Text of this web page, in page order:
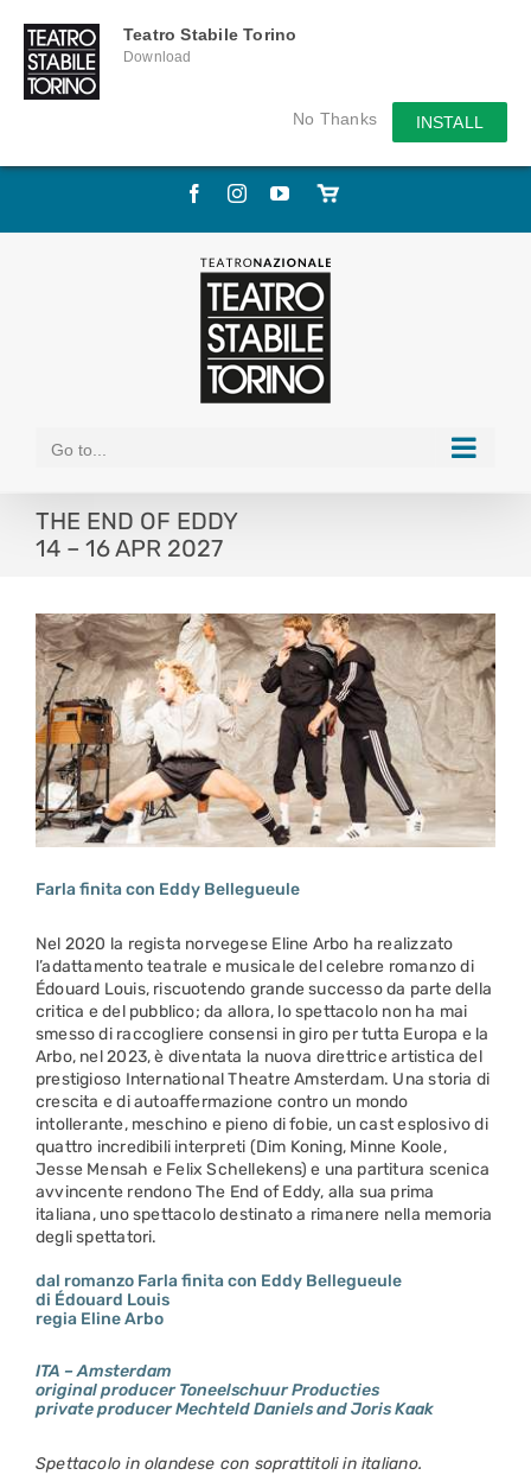
Teatro Stabile Torino
Download
No Thanks INSTALL
Skip
FacebookInstagramYouTube
Store
Go to...
THE END OF EDDY
14 – 16 APR 2027
Farla finita con Eddy Bellegueule
Nel 2020 la regista norvegese Eline Arbo ha realizzato
l’adattamento teatrale e musicale del celebre romanzo di
Édouard Louis, riscuotendo grande successo da parte della
critica e del pubblico; da allora, lo spettacolo non ha mai
smesso di raccogliere consensi in giro per tutta Europa e la
Arbo, nel 2023, è diventata la nuova direttrice artistica del
prestigioso International Theatre Amsterdam. Una storia di
crescita e di autoaffermazione contro un mondo
intollerante, meschino e pieno di fobie, un cast esplosivo di
quattro incredibili interpreti (Dim Koning, Minne Koole,
Jesse Mensah e Felix Schellekens) e una partitura scenica
avvincente rendono The End of Eddy, alla sua prima
italiana, uno spettacolo destinato a rimanere nella memoria
degli spettatori.
dal romanzo Farla finita con Eddy Bellegueule
di Édouard Louis
regia Eline Arbo
ITA – Amsterdam
original producer Toneelschuur Producties
private producer Mechteld Daniels and Joris Kaak
Spettacolo in olandese con soprattitoli in italiano.